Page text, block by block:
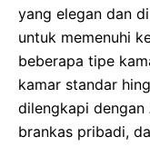
yang elegan dan
untuk memenuhi
beberapa tipe
kamar standar
dilengkapi dengan
brankas pribadi,